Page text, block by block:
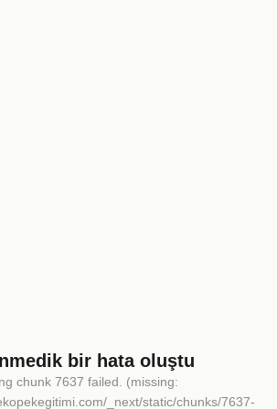
bir hata oluştu
chunk 7637 failed. (missing:
_next/static/chunks/7637-